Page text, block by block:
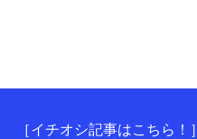
［イチオシ記事はこちら！］